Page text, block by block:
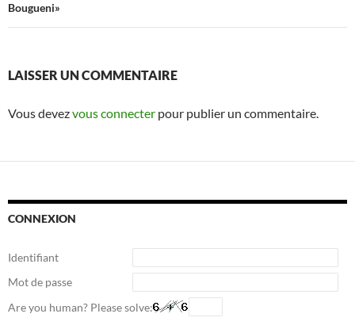
Bougueni»
LAISSER UN COMMENTAIRE
Vous devezvous connecter pour publier un commentaire.
CONNEXION
Identifiant
Mot de passe
Are you human? Please solve: